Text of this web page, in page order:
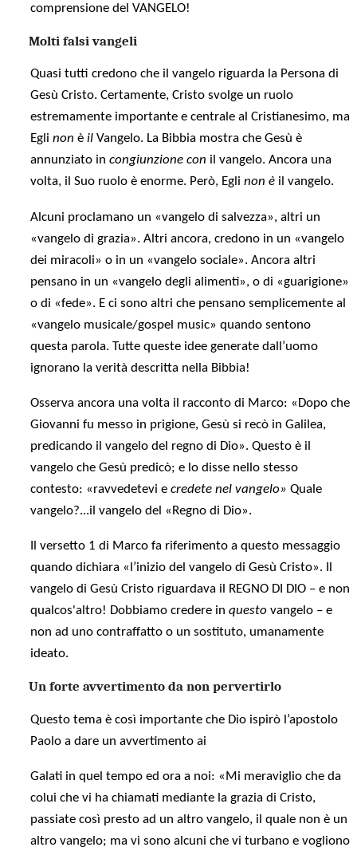
comprensione del VANGELO!
Molti falsi vangeli
Quasi tutti credono che il vangelo riguarda la Persona di
Gesù Cristo. Certamente, Cristo svolge un ruolo
estremamente importante e centrale al Cristianesimo, ma
Eglinon èil Vangelo. La Bibbia mostra che Gesù è
annunziato incongiunzione con il vangelo. Ancora una
volta, il Suo ruolo è enorme. Però, Eglinon è il vangelo.
Alcuni proclamano un «vangelo di salvezza», altri un
«vangelo di grazia». Altri ancora, credono in un «vangelo
dei miracoli» o in un «vangelo sociale». Ancora altri
pensano in un «vangelo degli alimenti», o di «guarigione»
o di «fede». E ci sono altri che pensano semplicemente al
«vangelo musicale/gospel music» quando sentono
questa parola. Tutte queste idee generate dall’uomo
ignorano la verità descritta nella Bibbia!
Osserva ancora una volta il racconto di Marco: «Dopo che
Giovanni fu messo in prigione, Gesù si recò in Galilea,
predicando il vangelo del regno di Dio». Questo è il
vangelo che Gesù predicò; e lo disse nello stesso
contesto: «ravvedetevi ecredete nel vangelo» Quale
vangelo?...il vangelo del «Regno di Dio».
Il versetto 1 di Marco fa riferimento a questo messaggio
quando dichiara «l’inizio del vangelo di Gesù Cristo». Il
vangelo di Gesù Cristo riguardava il REGNO DI DIO – e non
qualcos'altro! Dobbiamo credere inquesto vangelo – e
non ad uno contraffatto o un sostituto, umanamente
ideato.
Un forte avvertimento da non pervertirlo
Questo tema è così importante che Dio ispirò l’apostolo
Paolo a dare un avvertimento ai
Galati in quel tempo ed ora a noi: «Mi meraviglio che da
colui che vi ha chiamati mediante la grazia di Cristo,
passiate così presto ad un altro vangelo, il quale non è un
altro vangelo; ma vi sono alcuni che vi turbano e vogliono